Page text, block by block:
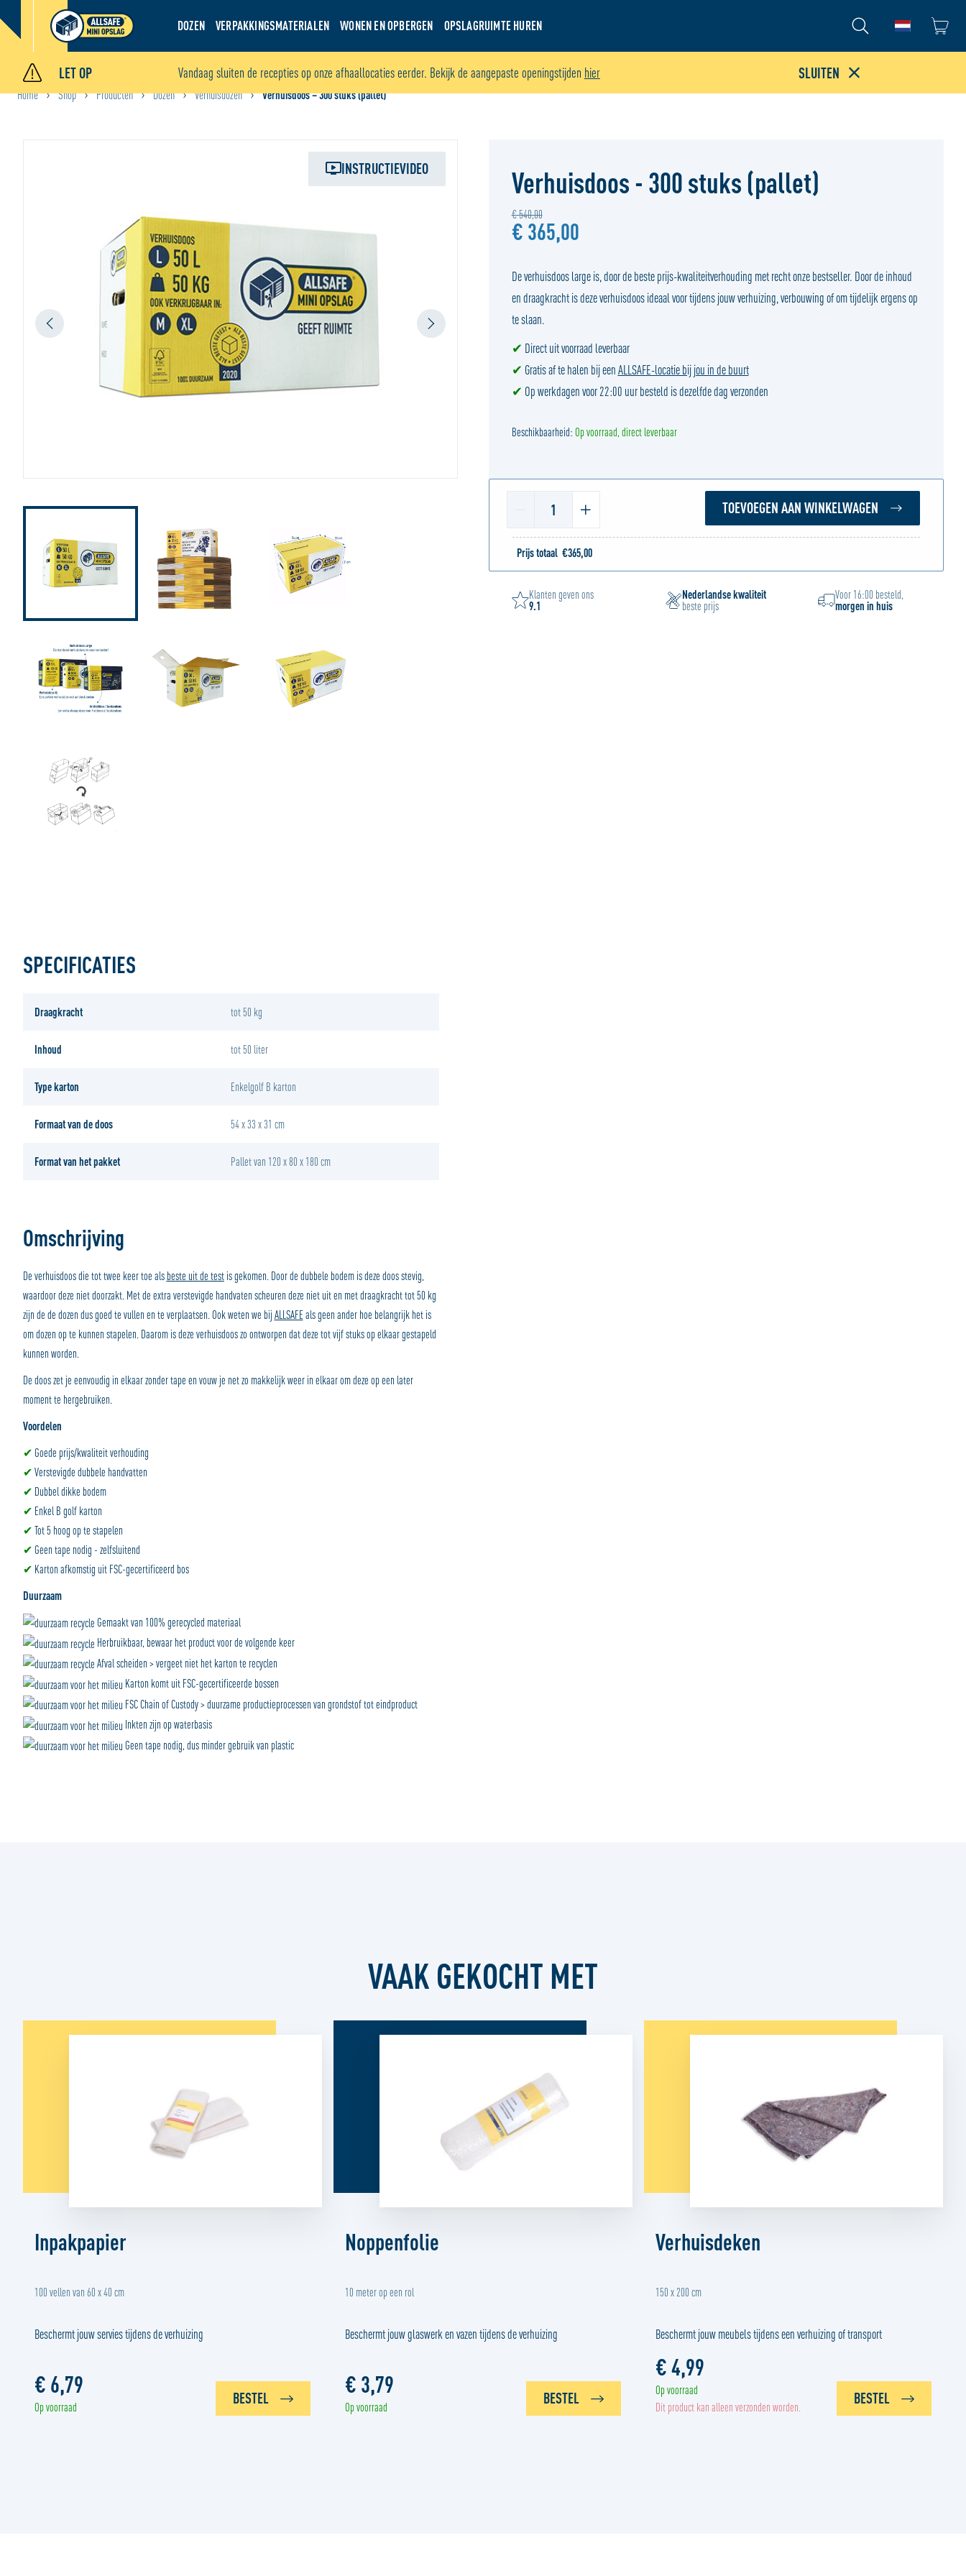
DOZEN VERPAKKINGSMATERIALEN WONEN EN OPBERGEN OPSLAGRUIMTE HUREN Ga naar
LET OP Vandaag sluiten de recepties op onze afhaallocaties eerder. Bekijk de aangepaste openingstijden hier SLUITEN
Home • Shop • Producten • Dozen • Verhuisdozen • Verhuisdoos – 300 stuks (pallet)
Verhuisdoos - 300 stuks (pallet)
€ 540,00
€ 365,00
De verhuisdoos large is, door de beste prijs-kwaliteitverhouding met recht onze bestseller. Door de inhoud
en draagkracht is deze verhuisdoos ideaal voor tijdens jouw verhuizing, verbouwing of om tijdelijk ergens op
te slaan.
✔ Direct uit voorraad leverbaar
✔ Gratis af te halen bij eenALLSAFE-locatie bij jou in de buurt
✔ Op werkdagen voor 22:00 uur besteld is dezelfde dag verzonden
Beschikbaarheid: Op voorraad, direct leverbaar
TOEVOEGEN AAN WINKELWAGEN
1
Prijs totaal €365,00
Klanten geven ons
9.1
Nederlandse kwaliteit
beste prijs
Voor 16:00 besteld,
morgen in huis
INSTRUCTIEVIDEO
SPECIFICATIES
Draagkracht tot 50 kg
Inhoud tot 50 liter
Type karton Enkelgolf B karton
Formaat van de doos 54 x 33 x 31 cm
Format van het pakket Pallet van 120 x 80 x 180 cm
Omschrijving
De verhuisdoos die tot twee keer toe als beste uit de testis gekomen. Door de dubbele bodem is deze doos stevig,
waardoor deze niet doorzakt. Met de extra verstevigde handvaten scheuren deze niet uit en met draagkracht tot 50 kg
zijn de de dozen dus goed te vullen en te verplaatsen. Ook weten we bij ALLSAFE als geen ander hoe belangrijk het is
om dozen op te kunnen stapelen. Daarom is deze verhuisdoos zo ontworpen dat deze tot vijf stuks op elkaar gestapeld
kunnen worden.
De doos zet je eenvoudig in elkaar zonder tape en vouw je net zo makkelijk weer in elkaar om deze op een later
moment te hergebruiken.
Voordelen
✔ Goede prijs/kwaliteit verhouding
✔ Verstevigde dubbele handvatten
✔ Dubbel dikke bodem
✔ Enkel B golf karton
✔ Tot 5 hoog op te stapelen
✔ Geen tape nodig - zelfsluitend
✔ Karton afkomstig uit FSC-gecertificeerd bos
Duurzaam
Gemaakt van 100% gerecycled materiaal
Herbruikbaar, bewaar het product voor de volgende keer
Afval scheiden > vergeet niet het karton te recyclen
Karton komt uit FSC-gecertificeerde bossen
FSC Chain of Custody > duurzame productieprocessen van grondstof tot eindproduct
Inkten zijn op waterbasis
Geen tape nodig, dus minder gebruik van plastic
VAAK GEKOCHT MET
Inpakpapier
100 vellen van 60 x 40 cm
Beschermt jouw servies tijdens de verhuizing
€ 6,79
Op voorraad
BESTEL
Noppenfolie
10 meter op een rol
Beschermt jouw glaswerk en vazen tijdens de verhuizing
€ 3,79
Op voorraad
BESTEL
Verhuisdeken
150 x 200 cm
Beschermt jouw meubels tijdens een verhuizing of transport
€ 4,99
Op voorraad
Dit product kan alleen verzonden worden.
BESTEL